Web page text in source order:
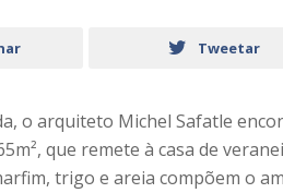
Tweetar
o arquiteto Michel Safatle
que remete à casa de
trigo e areia compõem o